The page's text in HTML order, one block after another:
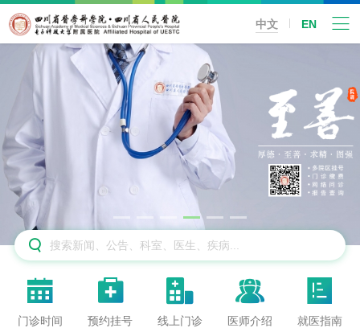
中文 EN


门诊时间

预约挂号

线上门诊

医师介绍

就医指南